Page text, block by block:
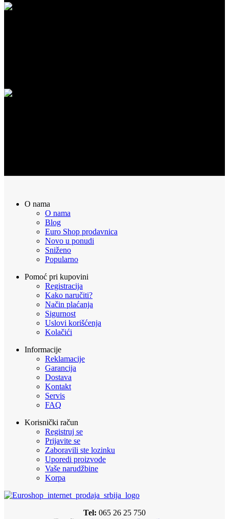
O nama
O nama
Blog
Euro Shop prodavnica
Novo u ponudi
Sniženo
Popularno
Pomoć pri kupovini
Registracija
Kako naručiti?
Način plaćanja
Sigurnost
Uslovi korišćenja
Kolačići
Informacije
Reklamacije
Garancija
Dostava
Kontakt
Servis
FAQ
Korisnički račun
Registruj se
Prijavite se
Zaboravili ste lozinku
Uporedi proizvode
Vaše narudžbine
Korpa
Tel: 065 26 25 750